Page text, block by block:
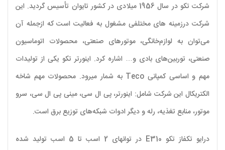
شرکت تکو در سال 1956 میلادی در کشور تایوان تأسیس گردید. این
شرکت درزمینه های مختلفی مشغول به فعالیت است که ازجمله آن
می‌توان به لوازم‌خانگی، موتورهای صنعتی، محصولات اتوماسیون
صنعتی، توربین‌های بادی و… اشاره کرد. اینورتر تکو یکی از تولیدات
مهم و اساسی کمپانی Tecoبه شمار میرود. محصولات مهم شاخه
الکتریکال این شرکت شامل: اینورتر، پی ال سی، مینی پی ال سی، سرو
موتور، منابع تغذیه، رله و دیگر ادوات شبکه‌های توزیع برق است.
درایو تکفاز تکو E310
در توانهای 2 اسب تا 5 اسب تولید شده